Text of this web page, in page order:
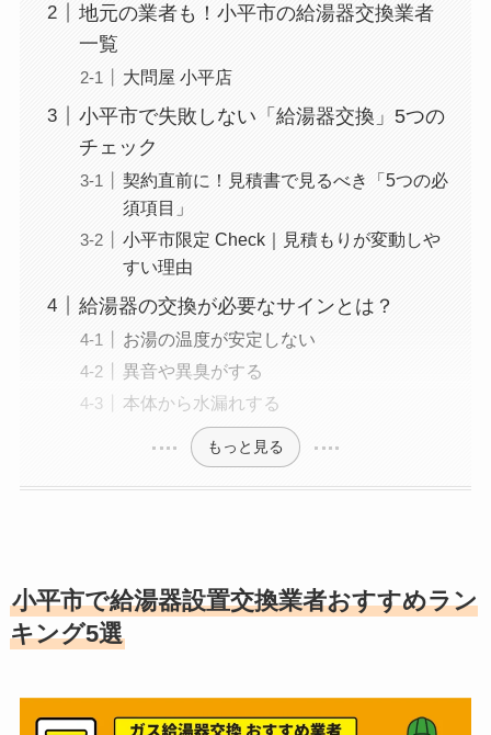
地元の業者も！小平市の給湯器交換業者
一覧
大問屋 小平店
小平市で失敗しない「給湯器交換」5つの
チェック
契約直前に！見積書で見るべき「5つの必
須項目」
小平市限定 Check｜見積もりが変動しや
すい理由
給湯器の交換が必要なサインとは？
お湯の温度が安定しない
異音や異臭がする
本体から水漏れする
もっと見る
小平市で給湯器設置交換業者おすすめラン
キング5選